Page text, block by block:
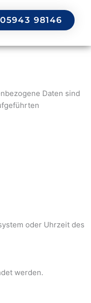
05943 98146
Daten sind
oder Uhrzeit des
werden.